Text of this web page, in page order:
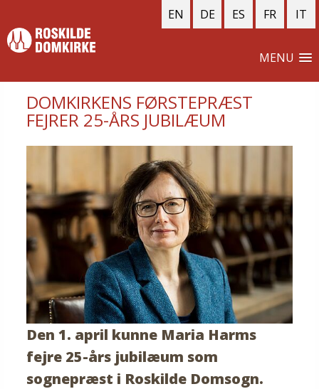
IT
FR
ES
DE
EN
MENU
DOMKIRKENS FØRSTEPRÆST
FEJRER 25-ÅRS JUBILÆUM
Den 1. april kunne Maria Harms
fejre 25-års jubilæum som
sognepræst i Roskilde Domsogn.